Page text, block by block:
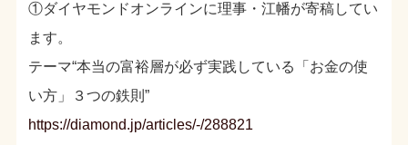
①ダイヤモンドオンラインに理事・江幡が寄稿してい
ます。
テーマ“本当の富裕層が必ず実践している「お金の使
い方」３つの鉄則”
https://diamond.jp/articles/-/288821